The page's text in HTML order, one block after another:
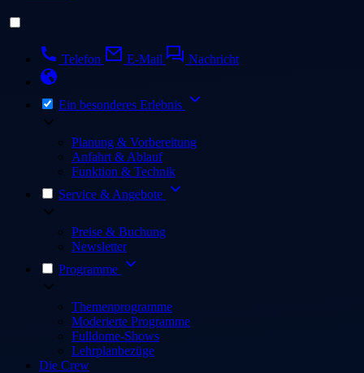
Telefon E-Mail Nachricht
Ein besonderes Erlebnis
Planung & Vorbereitung
Anfahrt & Ablauf
Funktion & Technik
Service & Angebote
Preise & Buchung
Newsletter
Programme
Themenprogramme
Moderierte Programme
Fulldome-Shows
Lehrplanbezüge
Die Crew